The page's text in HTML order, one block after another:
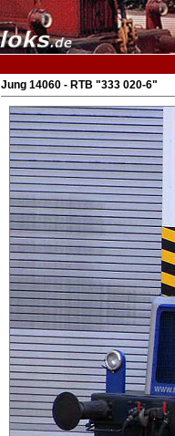
Jung 14060 - RTB "333 020-6"